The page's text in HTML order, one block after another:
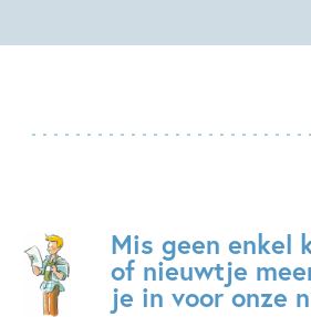
Mis geen enkel
of nieuwtje
je in voor onze